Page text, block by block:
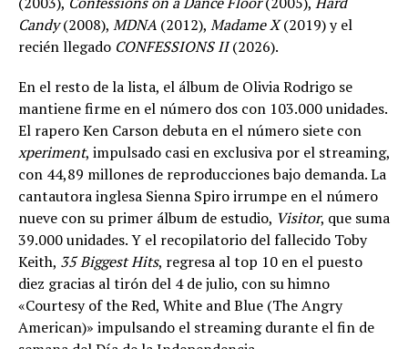
Candy(2008), MDNA (2012), Madame X(2019) y el
recién llegado CONFESSIONS II(2026).
En el resto de la lista, el álbum de Olivia Rodrigo se
mantiene firme en el número dos con 103.000 unidades.
El rapero Ken Carson debuta en el número siete con
xperiment, impulsado casi en exclusiva por el streaming,
con 44,89 millones de reproducciones bajo demanda. La
cantautora inglesa Sienna Spiro irrumpe en el número
nueve con su primer álbum de estudio, Visitor, que suma
39.000 unidades. Y el recopilatorio del fallecido Toby
Keith, 35 Biggest Hits, regresa al top 10 en el puesto
diez gracias al tirón del 4 de julio, con su himno
«Courtesy of the Red, White and Blue (The Angry
American)» impulsando el streaming durante el fin de